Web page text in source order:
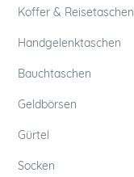
Koffer & Reisetaschen
Handgelenktaschen
Bauchtaschen
Geldbörsen
Gürtel
Socken